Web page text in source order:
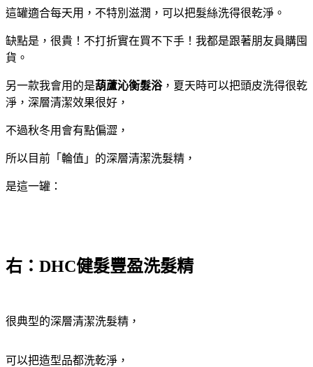
這罐適合每天用，不特別滋潤，可以把髮絲洗得很乾淨。
缺點是，很貴！不打折實在買不下手！我都是跟著朋友員購囤
貨。
另一款我會用的是葫蘆沁衡髮浴，夏天時可以把頭皮洗得很乾
淨，深層清潔效果很好，
不過秋冬用會有點偏澀，
所以目前「輪值」的深層清潔洗髮精，
是這一罐：
右：DHC健髮豐盈洗髮精
很典型的深層清潔洗髮精，
可以把造型品都洗乾淨，